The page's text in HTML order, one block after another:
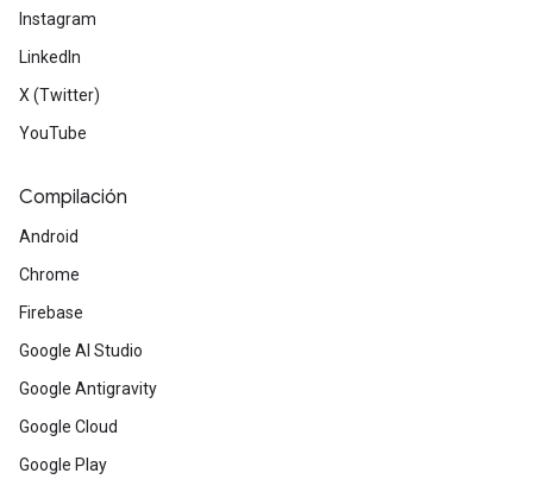
Instagram
LinkedIn
X (Twitter)
YouTube
Compilación
Android
Chrome
Firebase
Google AI Studio
Google Antigravity
Google Cloud
Google Play